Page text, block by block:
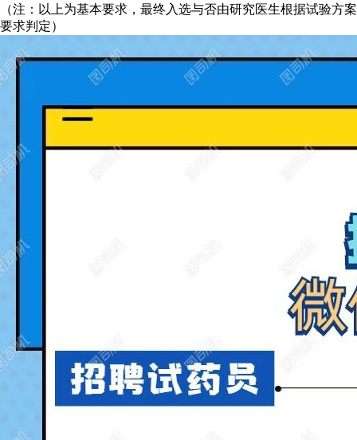
（注：以上为基本要求，最终入选与否由研究医生根据试验方案
要求判定）